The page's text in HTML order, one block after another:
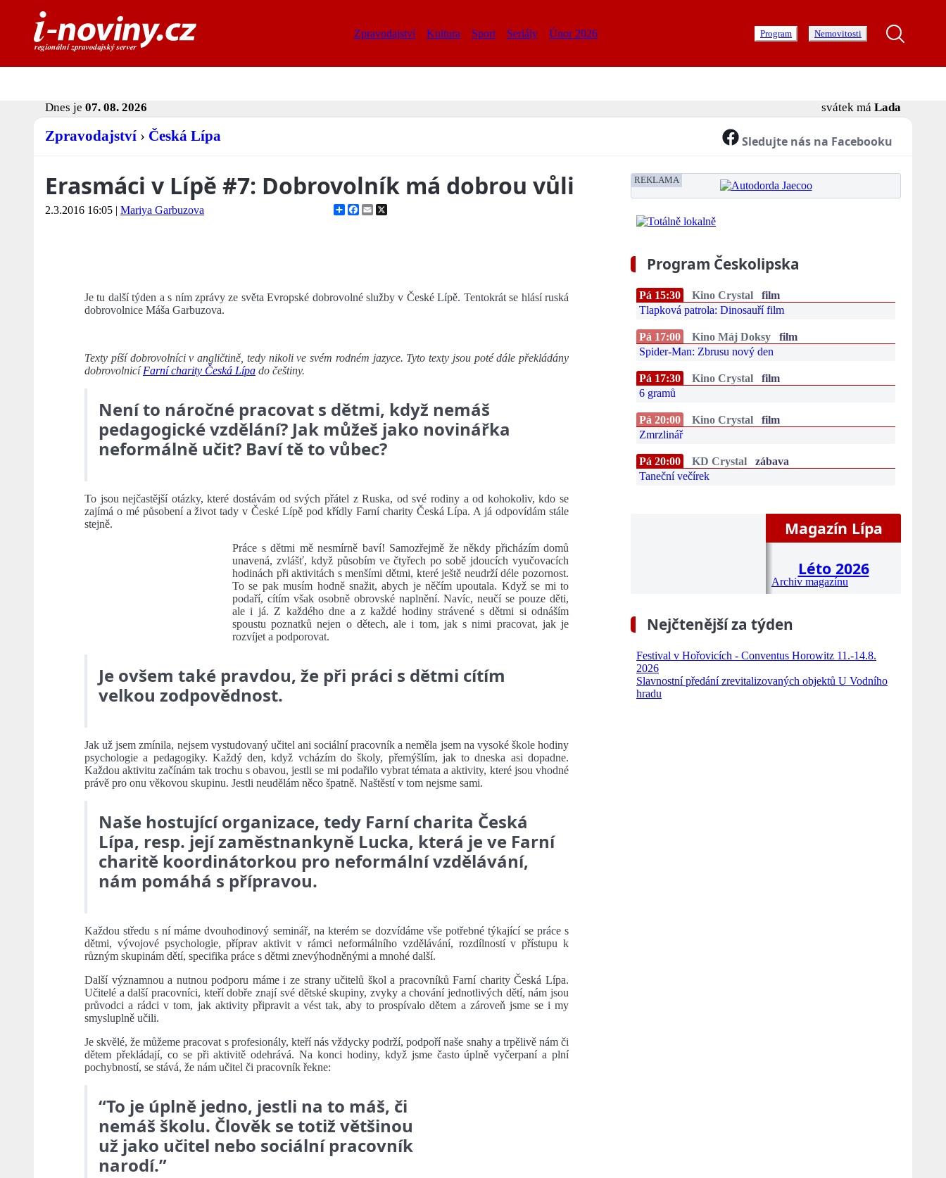
Zpravodajství Kultura Sport Seriály Únor 2026 Program Nemovitosti
Dnes je 07. 08. 2026 svátek má Lada
Zpravodajství › Česká Lípa Sledujte nás na Facebooku
Erasmáci v Lípě #7: Dobrovolník má dobrou vůli
2.3.2016 16:05 | Mariya Garbuzova ShareFacebook
Email
Je tu další týden a s ním zprávy ze světa Evropské dobrovolné služby v České Lípě. Tentokrát se hlásí ruská
dobrovolnice Máša Garbuzova.
Texty píší dobrovolníci v angličtině, tedy nikoli ve svém rodném jazyce. Tyto texty jsou poté dále překládány
dobrovolnicíFarní charity Česká Lípa do češtiny.
Není to náročné pracovat s dětmi, když nemáš
pedagogické vzdělání? Jak můžeš jako novinářka
neformálně učit? Baví tě to vůbec?
To jsou nejčastější otázky, které dostávám od svých přátel z Ruska, od své rodiny a od kohokoliv, kdo se
zajímá o mé působení a život tady v České Lípě pod křídly Farní charity Česká Lípa. A já odpovídám stále
stejně.
Práce s dětmi mě nesmírně baví! Samozřejmě že někdy přicházím domů
unavená, zvlášť, když působím ve čtyřech po sobě jdoucích vyučovacích
hodinách při aktivitách s menšími dětmi, které ještě neudrží déle pozornost.
To se pak musím hodně snažit, abych je něčím upoutala. Když se mi to
podaří, cítím však osobně obrovské naplnění. Navíc, neučí se pouze děti,
ale i já. Z každého dne a z každé hodiny strávené s dětmi si odnáším
spoustu poznatků nejen o dětech, ale i tom, jak s nimi pracovat, jak je
rozvíjet a podporovat.
Je ovšem také pravdou, že při práci s dětmi cítím
velkou zodpovědnost.
Jak už jsem zmínila, nejsem vystudovaný učitel ani sociální pracovník a neměla jsem na vysoké škole hodiny
psychologie a pedagogiky. Každý den, když vcházím do školy, přemýšlím, jak to dneska asi dopadne.
Každou aktivitu začínám tak trochu s obavou, jestli se mi podařilo vybrat témata a aktivity, které jsou vhodné
právě pro onu věkovou skupinu. Jestli neudělám něco špatně. Naštěstí v tom nejsme sami.
Naše hostující organizace, tedy Farní charita Česká
Lípa, resp. její zaměstnankyně Lucka, která je ve Farní
charitě koordinátorkou pro neformální vzdělávání,
nám pomáhá s přípravou.
Každou středu s ní máme dvouhodinový seminář, na kterém se dozvídáme vše potřebné týkající se práce s
dětmi, vývojové psychologie, příprav aktivit v rámci neformálního vzdělávání, rozdílností v přístupu k
různým skupinám dětí, specifika práce s dětmi znevýhodněnými a mnohé další.
Další významnou a nutnou podporu máme i ze strany učitelů škol a pracovníků Farní charity Česká Lípa.
Učitelé a další pracovníci, kteří dobře znají své dětské skupiny, zvyky a chování jednotlivých dětí, nám jsou
průvodci a rádci v tom, jak aktivity připravit a vést tak, aby to prospívalo dětem a zároveň jsme se i my
smysluplně učili.
Je skvělé, že můžeme pracovat s profesionály, kteří nás vždycky podrží, podpoří naše snahy a trpělivě nám či
dětem překládají, co se při aktivitě odehrává. Na konci hodiny, když jsme často úplně vyčerpaní a plní
pochybností, se stává, že nám učitel či pracovník řekne:
“To je úplně jedno, jestli na to máš, či
nemáš školu. Člověk se totiž většinou
už jako učitel nebo sociální pracovník
narodí.”
REKLAMA
Program Českolipska
Pá 15:30 Kino Crystal
film
Tlapková patrola: Dinosauří film
Pá 17:00 Kino Máj Doksy
film
Spider-Man: Zbrusu nový den
Pá 17:30 Kino Crystal
film
6 gramů
Pá 20:00 Kino Crystal
film
Zmrzlinář
Pá 20:00 KD Crystal
zábava
Taneční večírek
Magazín Lípa
Léto 2026
Archiv magazínu
Nejčtenější za týden
Festival v Hořovicích - Conventus Horowitz 11.-14.8.
2026
Slavnostní předání zrevitalizovaných objektů U Vodního
hradu